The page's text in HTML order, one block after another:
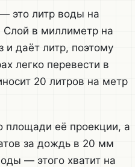
это литр воды на
в миллиметр на
и даёт литр, поэтому
легко перевести в
20 литров на метр
площади её проекции, а
за дождь в 20 мм
— этого хватит на